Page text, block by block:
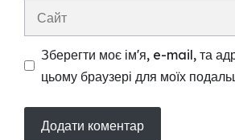
Зберегти моє ім'я, e-mail, та
цьому браузері для моїх